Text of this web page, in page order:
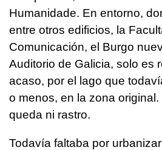
Humanidade. En entorno,
entre otros edificios, la
Comunicación, el Burgo
Auditorio de Galicia, solo es
acaso, por el lago que
o menos, en la zona
queda ni rastro.
Todavía faltaba por